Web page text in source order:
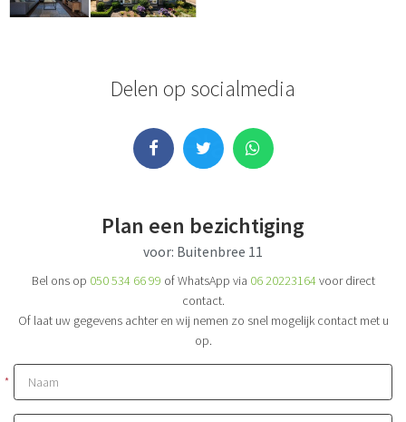
Delen op socialmedia
Whatsapp
Plan een bezichtiging
voor: Buitenbree 11
Bel ons op 050 534 66 99 of WhatsApp via 06 20223164voor direct
contact.
Of laat uw gegevens achter en wij nemen zo snel mogelijk contact met u
op.
*